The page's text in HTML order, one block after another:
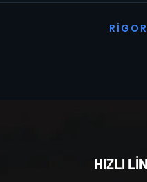
R I G O R
HIZLI